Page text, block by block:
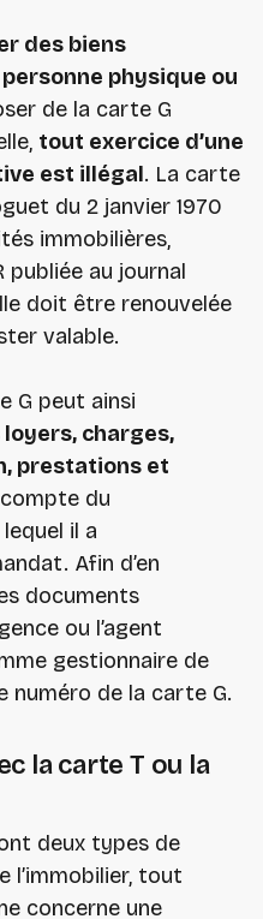
des biens
physique ou
de la carte G
tout exercice d’une
est illégal. La carte
du 2 janvier 1970
immobilières,
publiée au journal
doit être renouvelée
valable.
G peut ainsi
charges,
prestations et
du
il a
Afin d’en
documents
ou l’agent
gestionnaire de
de la carte G.
la carte T ou la
deux types de
l’immobilier, tout
concerne une